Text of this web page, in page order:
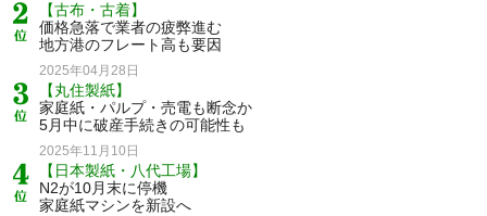
【古布・古着】
価格急落で業者の疲弊進む
地方港のフレート高も要因
2025年04月28日
【丸住製紙】
家庭紙・パルプ・売電も断念か
5月中に破産手続きの可能性も
2025年11月10日
【日本製紙・八代工場】
N2が10月末に停機
家庭紙マシンを新設へ